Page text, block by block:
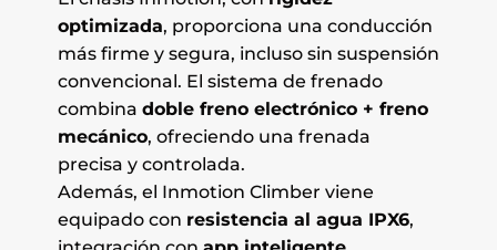
optimizada, proporciona una conducción
más firme y segura, incluso sin suspensión
convencional. El sistema de frenado
combina doble freno electrónico + freno
mecánico, ofreciendo una frenada
precisa y controlada.
Además, el Inmotion Climber viene
equipado con resistencia al agua IPX6,